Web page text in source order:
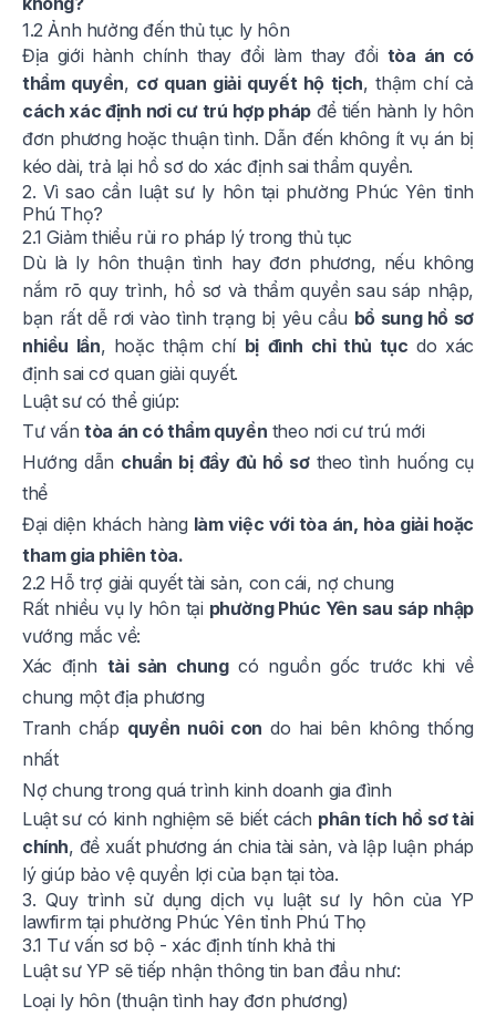
1.2 Ảnh hưởng đến thủ tục ly hôn
Địa giới hành chính thay đổi làm thay đổi tòa án có
thẩm quyền, cơ quan giải quyết hộ tịch, thậm chí cả
cách xác định nơi cư trú hợp phápđể tiến hành ly hôn
đơn phương hoặc thuận tình. Dẫn đến không ít vụ án bị
kéo dài, trả lại hồ sơ do xác định sai thẩm quyền.
2. Vì sao cần luật sư ly hôn tại phường Phúc Yên tỉnh
Phú Thọ?
2.1 Giảm thiểu rủi ro pháp lý trong thủ tục
Dù là ly hôn thuận tình hay đơn phương, nếu không
nắm rõ quy trình, hồ sơ và thẩm quyền sau sáp nhập,
bạn rất dễ rơi vào tình trạng bị yêu cầu bổ sung hồ sơ
nhiều lần, hoặc thậm chí bị đình chỉ thủ tục do xác
định sai cơ quan giải quyết.
Luật sư có thể giúp:
Tư vấntòa án có thẩm quyền theo nơi cư trú mới
Hướng dẫn chuẩn bị đầy đủ hồ sơtheo tình huống cụ
thể
Đại diện khách hàng làm việc với tòa án, hòa giải hoặc
tham gia phiên tòa.
2.2 Hỗ trợ giải quyết tài sản, con cái, nợ chung
Rất nhiều vụ ly hôn tại phường Phúc Yên sau sáp nhập
vướng mắc về:
Xác định tài sản chungcó nguồn gốc trước khi về
chung một địa phương
Tranh chấp quyền nuôi con do hai bên không thống
nhất
Nợ chung trong quá trình kinh doanh gia đình
Luật sư có kinh nghiệm sẽ biết cách phân tích hồ sơ tài
chính, đề xuất phương án chia tài sản, và lập luận pháp
lý giúp bảo vệ quyền lợi của bạn tại tòa.
3. Quy trình sử dụng dịch vụ luật sư ly hôn của YP
lawfirm tại phường Phúc Yên tỉnh Phú Thọ
3.1 Tư vấn sơ bộ - xác định tính khả thi
Luật sư YP sẽ tiếp nhận thông tin ban đầu như:
Loại ly hôn (thuận tình hay đơn phương)